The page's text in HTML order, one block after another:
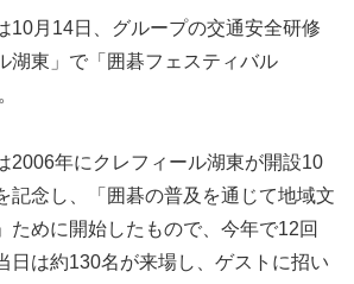
10月14日、グループの交通安全研修
湖東」で「囲碁フェスティバル
2006年にクレフィール湖東が開設10
記念し、「囲碁の普及を通じて地域文
ために開始したもので、今年で12回
日は約130名が来場し、ゲストに招い